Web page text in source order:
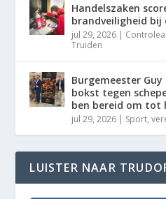
Handelszaken
brandveiligheid
jul 29, 2026 |
Truiden
Burgemeester
bokst tegen
ben bereid om tot
jul 29, 2026 | Sport,
LUISTER NAAR